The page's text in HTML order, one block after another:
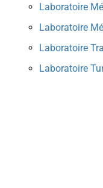
Laboratoire
Laboratoire
Laboratoire
Laboratoire